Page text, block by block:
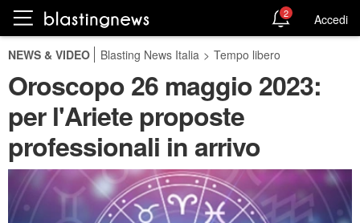
2 Accedi
NEWS & VIDEO Blasting News Italia > Tempo libero
Oroscopo 26 maggio 2023:
per l'Ariete proposte
professionali in arrivo